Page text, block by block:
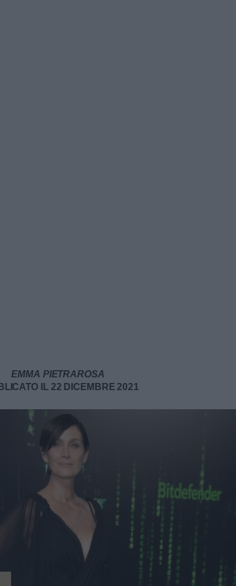
EMMA PIETRAROSA
IL 22 DICEMBRE 2021